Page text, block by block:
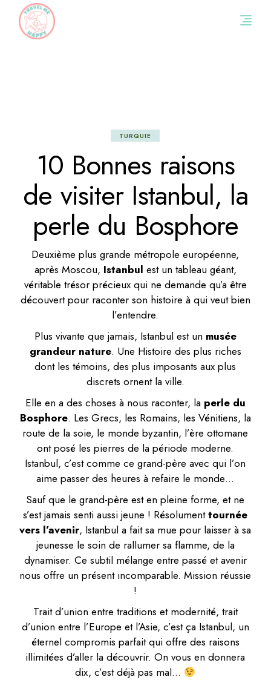
content
TURQUIE
10 Bonnes raisons
de visiter Istanbul, la
perle du Bosphore
Deuxième plus grande métropole européenne,
après Moscou, Istanbul est un tableau géant,
véritable trésor précieux qui ne demande qu’a être
découvert pour raconter son histoire à qui veut bien
l’entendre.
Plus vivante que jamais, Istanbul est un musée
grandeur nature. Une Histoire des plus riches
dont les témoins, des plus imposants aux plus
discrets ornent la ville.
Elle en a des choses à nous raconter, la perle du
Bosphore. Les Grecs, les Romains, les Vénitiens, la
route de la soie, le monde byzantin, l’ère ottomane
ont posé les pierres de la période moderne.
Istanbul, c’est comme ce grand-père avec qui l’on
aime passer des heures à refaire le monde…
Sauf que le grand-père est en pleine forme, et ne
s’est jamais senti aussi jeune ! Résolumenttournée
vers l’avenir, Istanbul a fait sa mue pour laisser à sa
jeunesse le soin de rallumer sa flamme, de la
dynamiser. Ce subtil mélange entre passé et avenir
nous offre un présent incomparable. Mission réussie
!
Trait d’union entre traditions et modernité, trait
d’union entre l’Europe et l’Asie, c’est ça Istanbul, un
éternel compromis parfait qui offre des raisons
illimitées d’aller la découvrir. On vous en donnera
dix, c’est déjà pas mal…